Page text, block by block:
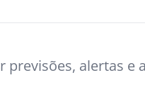
alertas e